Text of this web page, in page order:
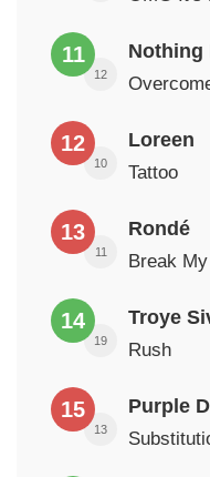
11
12
Nothing
12
10
Loreen
Tattoo
13
11
Rondé
Break
14
19
Troye
Rush
15
13
Purple